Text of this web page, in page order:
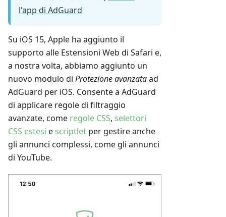
l'app di AdGuard
Su iOS 15, Apple ha aggiunto il
supporto alle Estensioni Web di Safari e,
a nostra volta, abbiamo aggiunto un
nuovo modulo di Protezione avanzataad
AdGuard per iOS. Consente a AdGuard
di applicare regole di filtraggio
avanzate, come regole CSS, selettori
CSS estesi e scriptlet per gestire anche
gli annunci complessi, come gli annunci
di YouTube.